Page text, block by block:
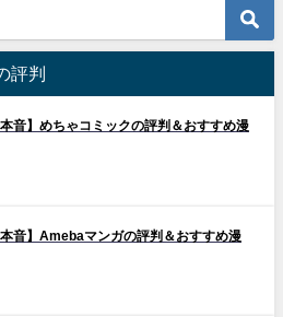
評判
本音】めちゃコミックの評判＆おすすめ漫
本音】Amebaマンガの評判＆おすすめ漫